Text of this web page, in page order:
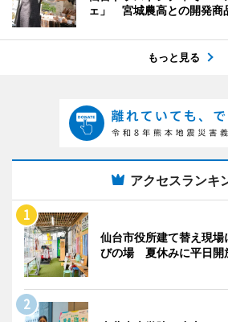
ェ」 宮城農高との開発商
もっと見る
アクセスランキ
仙台市役所建て替え現
びの場 夏休みに平日開